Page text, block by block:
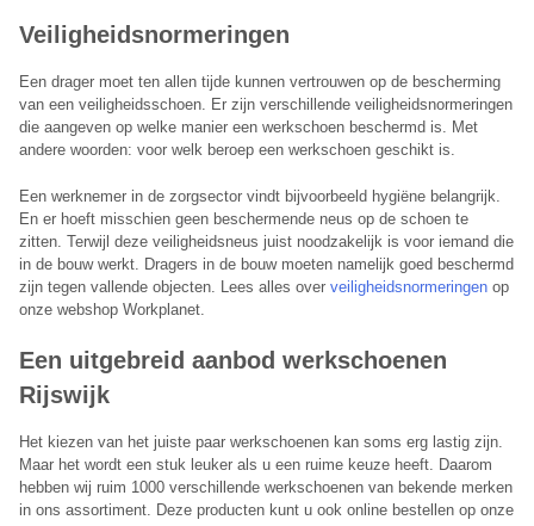
Veiligheidsnormeringen
Een drager moet ten allen tijde kunnen vertrouwen op de bescherming
van een veiligheidsschoen. Er zijn verschillende veiligheidsnormeringen
die aangeven op welke manier een werkschoen beschermd is. Met
andere woorden: voor welk beroep een werkschoen geschikt is.
Een werknemer in de zorgsector vindt bijvoorbeeld hygiëne belangrijk.
En er hoeft misschien geen beschermende neus op de schoen te
zitten. Terwijl deze veiligheidsneus juist noodzakelijk is voor iemand die
in de bouw werkt. Dragers in de bouw moeten namelijk goed beschermd
zijn tegen vallende objecten. Lees alles over veiligheidsnormeringen op
onze webshop Workplanet.
Een uitgebreid aanbod werkschoenen
Rijswijk
Het kiezen van het juiste paar werkschoenen kan soms erg lastig zijn.
Maar het wordt een stuk leuker als u een ruime keuze heeft. Daarom
hebben wij ruim 1000 verschillende werkschoenen van bekende merken
in ons assortiment. Deze producten kunt u ook online bestellen op onze